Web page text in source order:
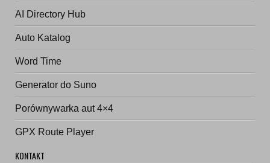
AI Directory Hub
Auto Katalog
Word Time
Generator do Suno
Porównywarka aut 4×4
GPX Route Player
KONTAKT